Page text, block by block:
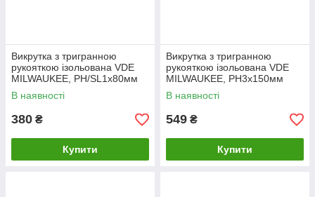
Викрутка з тригранною
рукояткою ізольована VDE
MILWAUKEE, PH/SL1х80мм
В наявності
380 ₴
Купити
Викрутка з тригранною
рукояткою ізольована VDE
MILWAUKEE, PH3х150мм
В наявності
549 ₴
Купити